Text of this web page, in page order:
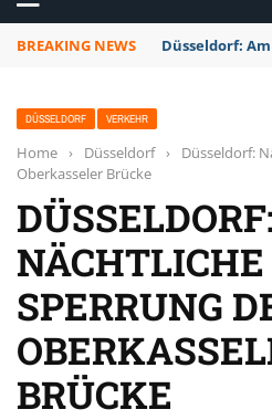
BREAKING NEWS Düsseldorf:
DÜSSELDORF VERKEHR
Home › Düsseldorf ›
Düsseldorf:
Oberkasseler Brücke
NÄCHTLICHE
SPERRUNG
BRÜCKE